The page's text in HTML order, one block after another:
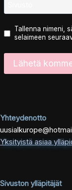
Tallenna nimeni,
selaimeen
Yhteydenotto
Yksityistä asiaa
Sivuston ylläpitäjät